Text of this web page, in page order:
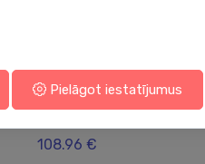
Konvektoru restes
Reste, GR 80-22, roll-up,
108.96 €
Pielāgot iestatījumus